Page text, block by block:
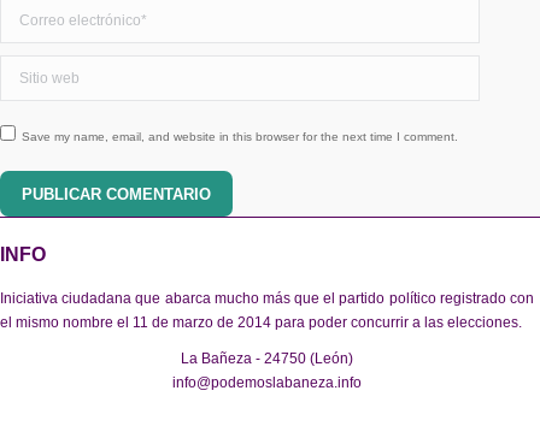
Save my name, email, and website in this browser for the next time I comment.
PUBLICAR COMENTARIO
INFO
Iniciativa ciudadana que abarca mucho más que el partido político registrado con
el mismo nombre el 11 de marzo de 2014 para poder concurrir a las elecciones.
La Bañeza - 24750 (León)
info@podemoslabaneza.info